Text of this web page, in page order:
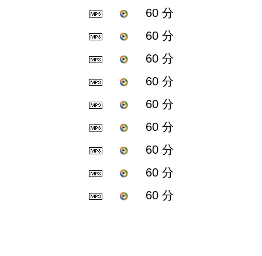
60 分
60 分
60 分
60 分
60 分
60 分
60 分
60 分
60 分